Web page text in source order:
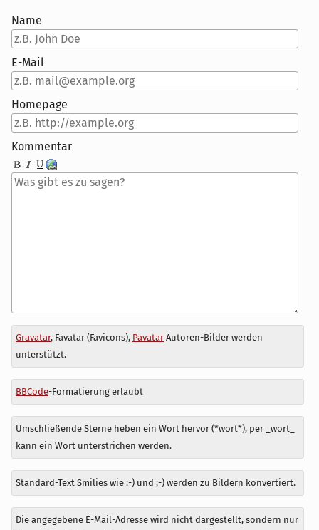
Name
E-Mail
Homepage
Kommentar
Antwort
zu
Gravatar, Favatar (Favicons), PavatarAutoren-Bilder werden
unterstützt.
BBCode-Formatierung erlaubt
Umschließende Sterne heben ein Wort hervor (*wort*), per _wort_
kann ein Wort unterstrichen werden.
Standard-Text Smilies wie :-) und ;-) werden zu Bildern konvertiert.
Die angegebene E-Mail-Adresse wird nicht dargestellt, sondern nur